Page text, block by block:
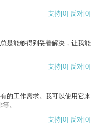
支持[0] 反对[0]
是能够得到妥善解决，让我能
支持[0] 反对[0]
的工作需求。我可以使用它来
。
支持[0] 反对[0]